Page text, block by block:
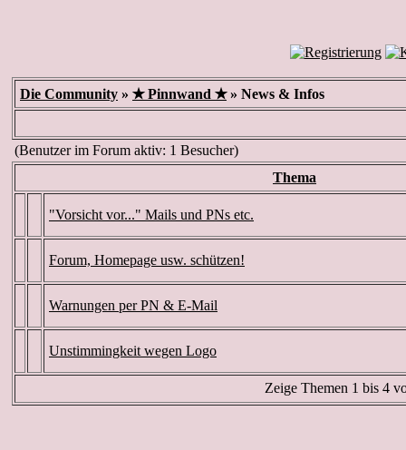
Die Community » ✭ Pinnwand ✭» News & Infos
(Benutzer im Forum aktiv: 1 Besucher)
Thema
"Vorsicht vor..." Mails und PNs etc.
Forum, Homepage usw. schützen!
Warnungen per PN & E-Mail
Unstimmingkeit wegen Logo
Zeige Themen 1 bis 4